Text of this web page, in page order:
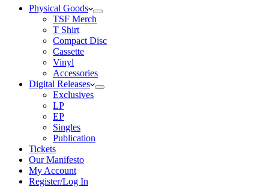
Physical Goods
TSF Merch
T Shirt
Compact Disc
Cassette
Vinyl
Accessories
Digital Releases
Exclusives
LP
EP
Singles
Publication
Tickets
Our Manifesto
My Account
Register/Log In